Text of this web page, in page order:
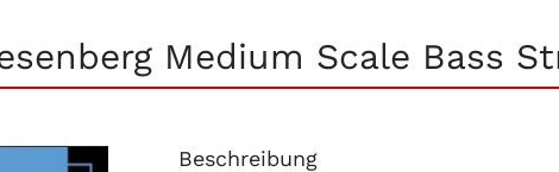
Medium Scale Bass
Beschreibung